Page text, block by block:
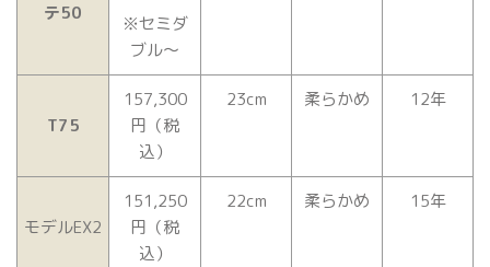
テ50
※セミダ
ブル〜
T75
157,300
円（税
込）
23cm 柔らかめ 12年
モデルEX2
151,250
円（税
込）
22cm 柔らかめ 15年